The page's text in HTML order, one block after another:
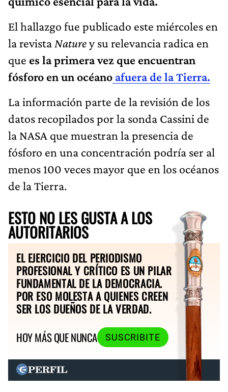
El hallazgo fue publicado este miércoles en
la revista Naturey su relevancia radica en
que es la primera vez que encuentran
fósforo en un océano afuera de la Tierra.
La información parte de la revisión de los
datos recopilados por la sonda Cassini de
la NASA que muestran la presencia de
fósforo en una concentración podría ser al
menos 100 veces mayor que en los océanos
de la Tierra.
ESTO NO LES GUSTA A LOS
AUTORITARIOS
EL EJERCICIO DEL PERIODISMO
PROFESIONAL Y CRÍTICO ES UN PILAR
FUNDAMENTAL DE LA DEMOCRACIA.
POR ESO MOLESTA A QUIENES CREEN
SER LOS DUEÑOS DE LA VERDAD.
HOY MÁS QUE NUNCA
SUSCRIBITE